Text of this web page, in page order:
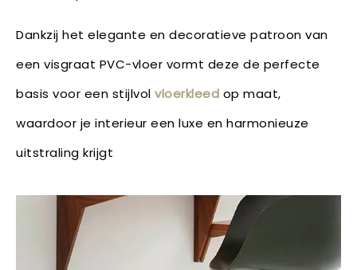
Dankzij het elegante en decoratieve patroon van
een visgraat PVC-vloer vormt deze de perfecte
basis voor een stijlvol vloerkleed op maat,
waardoor je interieur een luxe en harmonieuze
uitstraling krijgt